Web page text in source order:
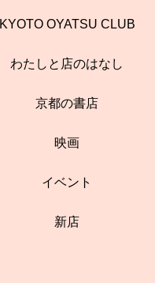
KYOTO OYATSU CLUB
わたしと店のはなし
京都の書店
映画
イベント
新店